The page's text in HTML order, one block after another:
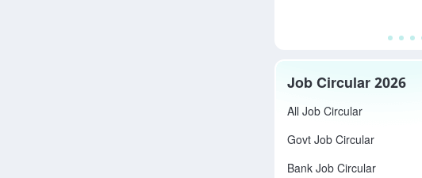
Job Circular 2026
All Job Circular
Govt Job Circular
Bank Job Circular